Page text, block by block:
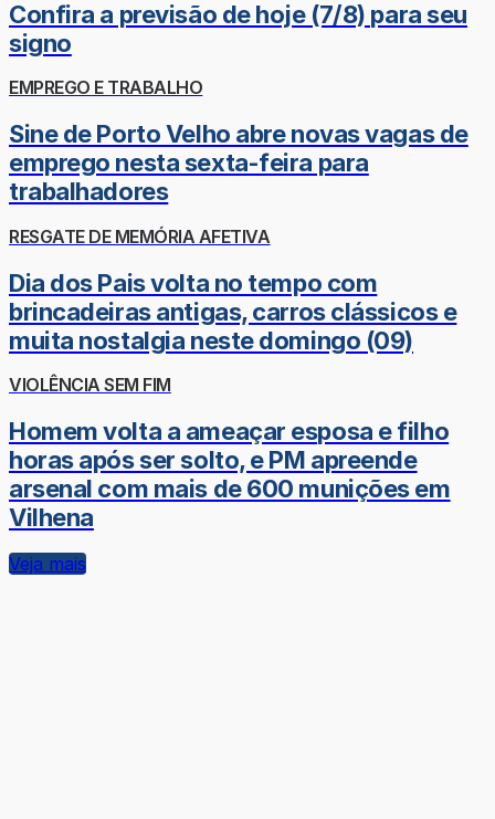
Confira a previsão de hoje (7/8) para seu
signo
EMPREGO E TRABALHO
Sine de Porto Velho abre novas vagas de
emprego nesta sexta-feira para
trabalhadores
RESGATE DE MEMÓRIA AFETIVA
Dia dos Pais volta no tempo com
brincadeiras antigas, carros clássicos e
muita nostalgia neste domingo (09)
VIOLÊNCIA SEM FIM
Homem volta a ameaçar esposa e filho
horas após ser solto, e PM apreende
arsenal com mais de 600 munições em
Vilhena
Veja mais